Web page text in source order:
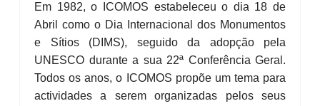
Em 1982, o ICOMOS estabeleceu o dia 18 de
Abril como o Dia Internacional dos Monumentos
e Sítios (DIMS), seguido da adopção pela
UNESCO durante a sua 22ª Conferência Geral.
Todos os anos, o ICOMOS propõe um tema para
actividades a serem organizadas pelos seus